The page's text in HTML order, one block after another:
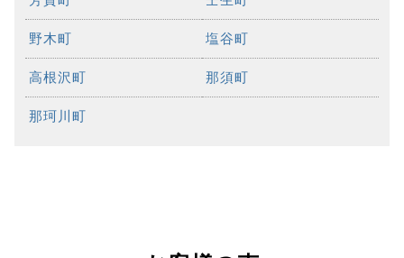
野木町 塩谷町
高根沢町 那須町
那珂川町